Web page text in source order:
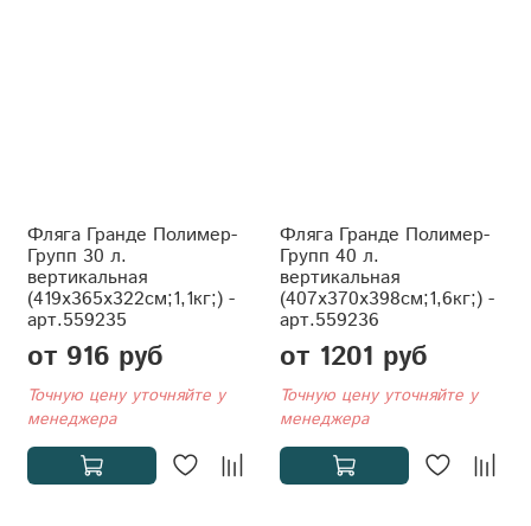
Фляга Гранде Полимер-
Групп 30 л.
вертикальная
(419x365x322см;1,1кг;) -
арт.559235
от 916 руб
Точную цену уточняйте у
менеджера
Фляга Гранде Полимер-
Групп 40 л.
вертикальная
(407x370x398см;1,6кг;) -
арт.559236
от 1201 руб
Точную цену уточняйте у
менеджера